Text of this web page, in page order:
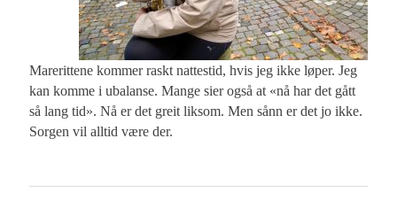
Marerittene kommer raskt nattestid, hvis jeg ikke løper. Jeg
kan komme i ubalanse. Mange sier også at «nå har det gått
så lang tid». Nå er det greit liksom. Men sånn er det jo ikke.
Sorgen vil alltid være der.